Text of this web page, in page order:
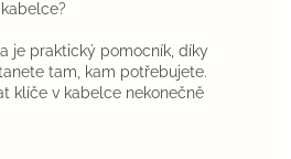
je praktický pomocník, díky
tam, kam potřebujete.
klíče v kabelce nekonečně